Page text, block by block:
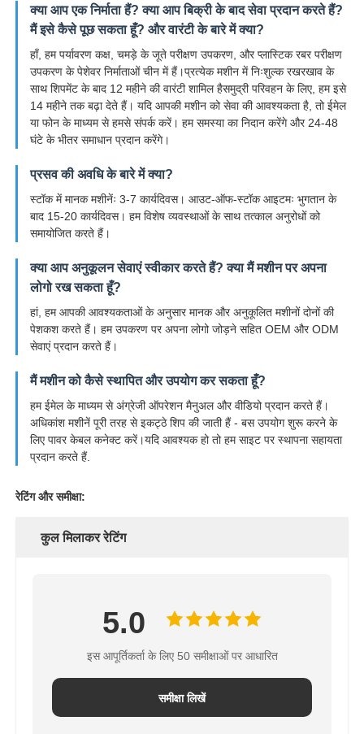
क्या आप एक निर्माता हैं? क्या आप बिक्री के बाद सेवा प्रदान करते हैं?
मैं इसे कैसे पूछ सकता हूँ? और वारंटी के बारे में क्या?
हाँ, हम पर्यावरण कक्ष, चमड़े के जूते परीक्षण उपकरण, और प्लास्टिक रबर परीक्षण
उपकरण के पेशेवर निर्माताओं चीन में हैं।प्रत्येक मशीन में निःशुल्क रखरखाव के
साथ शिपमेंट के बाद 12 महीने की वारंटी शामिल हैसमुद्री परिवहन के लिए, हम इसे
14 महीने तक बढ़ा देते हैं। यदि आपकी मशीन को सेवा की आवश्यकता है, तो ईमेल
या फोन के माध्यम से हमसे संपर्क करें। हम समस्या का निदान करेंगे और 24-48
घंटे के भीतर समाधान प्रदान करेंगे।
प्रसव की अवधि के बारे में क्या?
स्टॉक में मानक मशीनेंः 3-7 कार्यदिवस। आउट-ऑफ-स्टॉक आइटमः भुगतान के
बाद 15-20 कार्यदिवस। हम विशेष व्यवस्थाओं के साथ तत्काल अनुरोधों को
समायोजित करते हैं।
क्या आप अनुकूलन सेवाएं स्वीकार करते हैं? क्या मैं मशीन पर अपना
लोगो रख सकता हूँ?
हां, हम आपकी आवश्यकताओं के अनुसार मानक और अनुकूलित मशीनों दोनों की
पेशकश करते हैं। हम उपकरण पर अपना लोगो जोड़ने सहित OEM और ODM
सेवाएं प्रदान करते हैं।
मैं मशीन को कैसे स्थापित और उपयोग कर सकता हूँ?
हम ईमेल के माध्यम से अंग्रेजी ऑपरेशन मैनुअल और वीडियो प्रदान करते हैं।
अधिकांश मशीनें पूरी तरह से इकट्ठे शिप की जाती हैं - बस उपयोग शुरू करने के
लिए पावर केबल कनेक्ट करें।यदि आवश्यक हो तो हम साइट पर स्थापना सहायता
प्रदान करते हैं.
रेटिंग और समीक्षा:
कुल मिलाकर रेटिंग
5.0
इस आपूर्तिकर्ता के लिए 50 समीक्षाओं पर आधारित
समीक्षा लिखें